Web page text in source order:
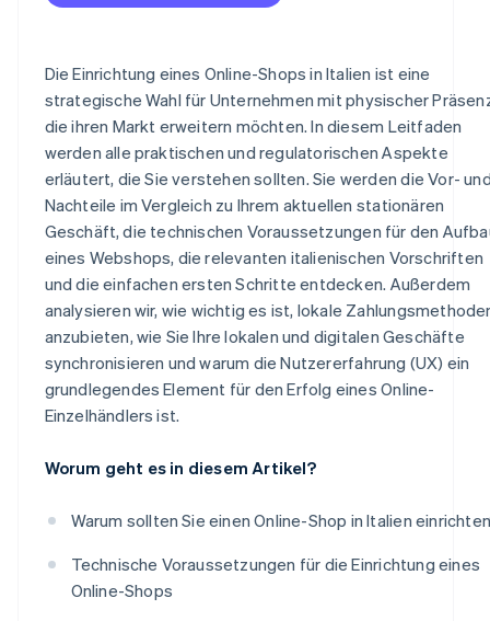
Die Einrichtung eines Online-Shops in Italien ist eine
strategische Wahl für Unternehmen mit physischer
die ihren Markt erweitern möchten. In diesem Leitfaden
werden alle praktischen und regulatorischen Aspekte
erläutert, die Sie verstehen sollten. Sie werden die Vor-
Nachteile im Vergleich zu Ihrem aktuellen stationären
Geschäft, die technischen Voraussetzungen für den
eines Webshops, die relevanten italienischen Vorschriften
und die einfachen ersten Schritte entdecken. Außerdem
analysieren wir, wie wichtig es ist, lokale
anzubieten, wie Sie Ihre lokalen und digitalen Geschäfte
synchronisieren und warum die Nutzererfahrung (UX) ein
grundlegendes Element für den Erfolg eines Online-
Einzelhändlers ist.
Worum geht es in diesem Artikel?
Warum sollten Sie einen Online-Shop in Italien
Technische Voraussetzungen für die Einrichtung eines
Online-Shops